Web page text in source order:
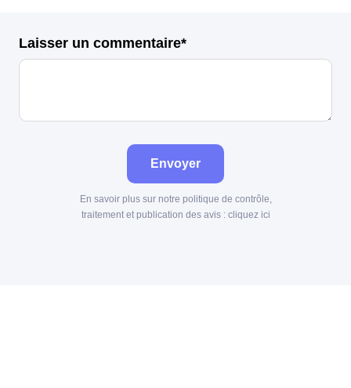
Laisser un commentaire*
Envoyer
En savoir plus sur notre politique de contrôle,
traitement et publication des avis : cliquez ici